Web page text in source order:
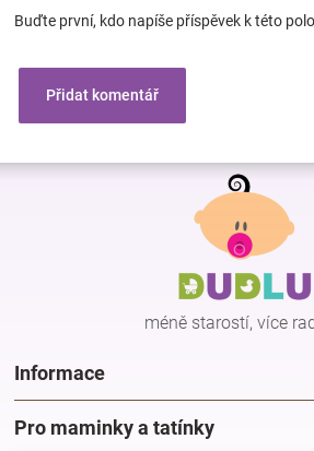
Buďte první, kdo napíše příspěvek k této
Přidat komentář
Z
méně starostí, více
Informace
Pro maminky a tatínky